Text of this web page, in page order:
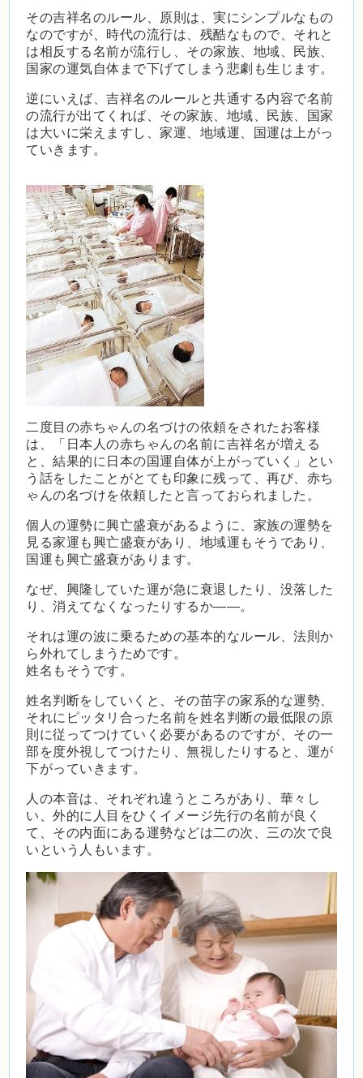
その吉祥名のルール、原則は、実にシンプルなもの
なのですが、時代の流行は、残酷なもので、それと
は相反する名前が流行し、その家族、地域、民族、
国家の運気自体まで下げてしまう悲劇も生じます。
逆にいえば、吉祥名のルールと共通する内容で名前
の流行が出てくれば、その家族、地域、民族、国家
は大いに栄えますし、家運、地域運、国運は上がっ
ていきます。
二度目の赤ちゃんの名づけの依頼をされたお客様
は、「日本人の赤ちゃんの名前に吉祥名が増える
と、結果的に日本の国運自体が上がっていく」とい
う話をしたことがとても印象に残って、再び、赤ち
ゃんの名づけを依頼したと言っておられました。
個人の運勢に興亡盛衰があるように、家族の運勢を
見る家運も興亡盛衰があり、地域運もそうであり、
国運も興亡盛衰があります。
なぜ、興隆していた運が急に衰退したり、没落した
り、消えてなくなったりするか――。
それは運の波に乗るための基本的なルール、法則か
ら外れてしまうためです。
姓名もそうです。
姓名判断をしていくと、その苗字の家系的な運勢、
それにピッタリ合った名前を姓名判断の最低限の原
則に従ってつけていく必要があるのですが、その一
部を度外視してつけたり、無視したりすると、運が
下がっていきます。
人の本音は、それぞれ違うところがあり、華々し
い、外的に人目をひくイメージ先行の名前が良く
て、その内面にある運勢などは二の次、三の次で良
いという人もいます。